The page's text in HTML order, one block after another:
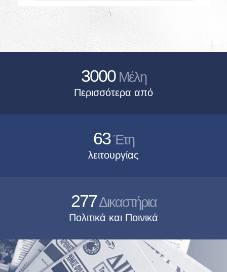
3000Μέλη
Περισσότερα από
63Έτη
λειτουργίας
277Δικαστήρια
Πολιτικά και Ποινικά